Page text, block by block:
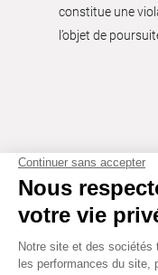
constitue une
l’objet de
Tous droits
Mentions